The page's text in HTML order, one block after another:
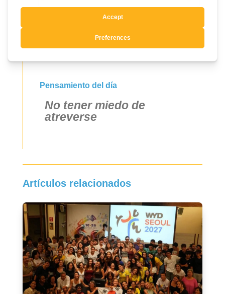
Sí, quiero suscribirme
Pensamiento del día
No tener miedo de
atreverse
Artículos relacionados